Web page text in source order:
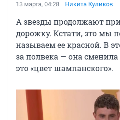
13 марта, 04:28 Никита Куликов
А звезды продолжают
дорожку. Кстати, это мы
называем ее красной. В
за полвека — она сменила
это «цвет шампанского».